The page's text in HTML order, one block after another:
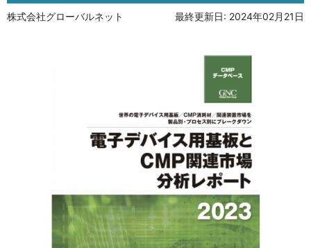
株式会社グローバルネット 最終更新日: 2024年02月21日